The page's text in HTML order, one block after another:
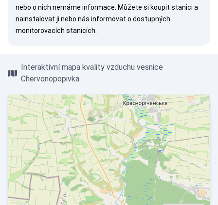
nebo o nich nemáme informace. Můžete si koupit stanici a
nainstalovat ji nebo nás informovat o dostupných
monitorovacích stanicích.
Interaktivní mapa kvality vzduchu vesnice
Chervonopopivka